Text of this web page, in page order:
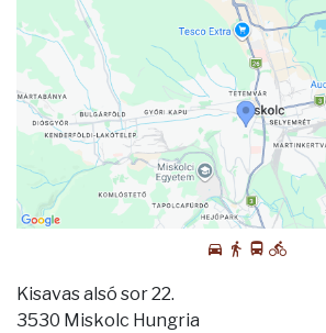
Kisavas alsó sor 22.
3530 Miskolc Hungria